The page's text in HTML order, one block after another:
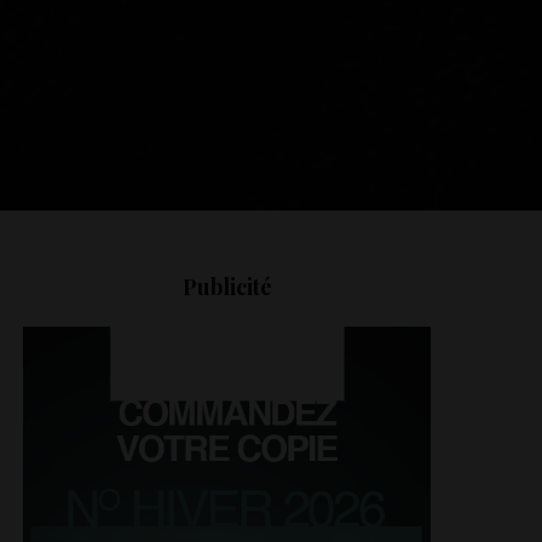
Publicité